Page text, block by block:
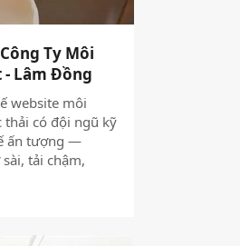
Ty Môi
Lâm Đồng
website môi
có đội ngũ kỹ
ấn tượng —
tải chậm,
Hệ quả là hợp
website chuyên
vượt trội.